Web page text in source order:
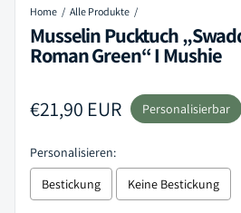
Home Alle Produkte
Musselin Pucktuch
Roman Green“ I Mushie
Regulärer Preis
€21,90 EUR Personalisierbar
Personalisieren:
Bestickung
Keine Bestickung